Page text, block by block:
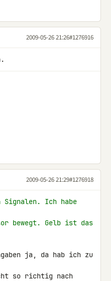
2009-05-26 21:26#1276916
2009-05-26 21:29#1276918
Signalen. Ich habe
bewegt. Gelb ist das
ja, da hab ich zu
so richtig nach